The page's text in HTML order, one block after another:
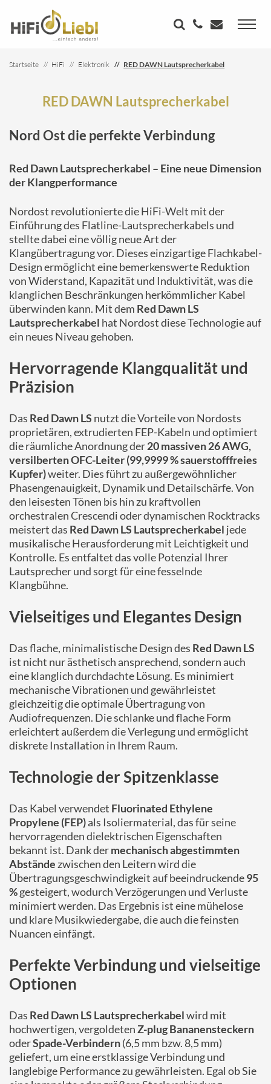
Startseite HiFi Elektronik RED DAWN Lautsprecherkabel
RED DAWN Lautsprecherkabel
Nord Ost die perfekte Verbindung
Red Dawn Lautsprecherkabel – Eine neue Dimension
der Klangperformance
Nordost revolutionierte die HiFi-Welt mit der
Einführung des Flatline-Lautsprecherkabels und
stellte dabei eine völlig neue Art der
Klangübertragung vor. Dieses einzigartige Flachkabel-
Design ermöglicht eine bemerkenswerte Reduktion
von Widerstand, Kapazität und Induktivität, was die
klanglichen Beschränkungen herkömmlicher Kabel
überwinden kann. Mit dem Red Dawn LS
Lautsprecherkabel hat Nordost diese Technologie auf
ein neues Niveau gehoben.
Hervorragende Klangqualität und
Präzision
Das Red Dawn LS nutzt die Vorteile von Nordosts
proprietären, extrudierten FEP-Kabeln und optimiert
die räumliche Anordnung der20 massiven 26 AWG,
versilberten OFC-Leiter (99,9999 % sauerstofffreies
Kupfer)weiter. Dies führt zu außergewöhnlicher
Phasengenauigkeit, Dynamik und Detailschärfe. Von
den leisesten Tönen bis hin zu kraftvollen
orchestralen Crescendi oder dynamischen Rocktracks
meistert das Red Dawn LS Lautsprecherkabel jede
musikalische Herausforderung mit Leichtigkeit und
Kontrolle. Es entfaltet das volle Potenzial Ihrer
Lautsprecher und sorgt für eine fesselnde
Klangbühne.
Vielseitiges und Elegantes Design
Das flache, minimalistische Design des Red Dawn LS
ist nicht nur ästhetisch ansprechend, sondern auch
eine klanglich durchdachte Lösung. Es minimiert
mechanische Vibrationen und gewährleistet
gleichzeitig die optimale Übertragung von
Audiofrequenzen. Die schlanke und flache Form
erleichtert außerdem die Verlegung und ermöglicht
diskrete Installation in Ihrem Raum.
Technologie der Spitzenklasse
Das Kabel verwendet Fluorinated Ethylene
Propylene (FEP)als Isoliermaterial, das für seine
hervorragenden dielektrischen Eigenschaften
bekannt ist. Dank dermechanisch abgestimmten
Abstände zwischen den Leitern wird die
Übertragungsgeschwindigkeit auf beeindruckende95
%gesteigert, wodurch Verzögerungen und Verluste
minimiert werden. Das Ergebnis ist eine mühelose
und klare Musikwiedergabe, die auch die feinsten
Nuancen einfängt.
Perfekte Verbindung und vielseitige
Optionen
Das Red Dawn LS Lautsprecherkabelwird mit
hochwertigen, vergoldetenZ-plug Bananensteckern
oderSpade-Verbindern(6,5 mm bzw. 8,5 mm)
geliefert, um eine erstklassige Verbindung und
langlebige Performance zu gewährleisten. Egal ob Sie